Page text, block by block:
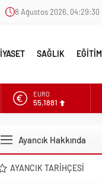
8 Ağustos 2026, 04:29:31
SAĞLIK EĞİTİM
EURO
55,1881
DOLAR
Ayancık Hakkında
AYANCIK TARIHÇESI